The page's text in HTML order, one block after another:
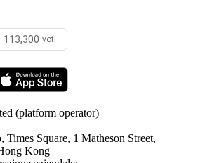
voti
(platform operator)
Times Square, 1 Matheson Street,
Kong